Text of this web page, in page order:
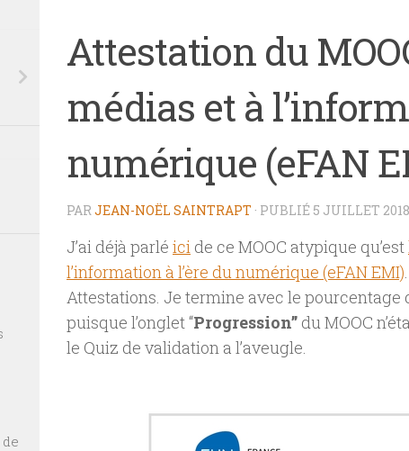
Attestation du
médias et à
numérique (eFAN
PARJEAN-NOËL SAINTRAPT · PUBLIÉ 5 JUILLET 2018
J’ai déjà parlé ici de ce MOOC atypique qu’est
l’information à l’ère du numérique (eFAN EMI)
Attestations. Je termine avec le pourcentage
puisque l’onglet “Progression” du MOOC
le Quiz de validation a l’aveugle.